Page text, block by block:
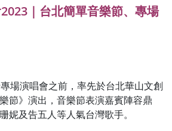
｜台北簡單音樂節、專場
場演唱會之前，率先於台北華山文創
節》演出，音樂節表演嘉賓陣容鼎
妮及告五人等人氣台灣歌手。